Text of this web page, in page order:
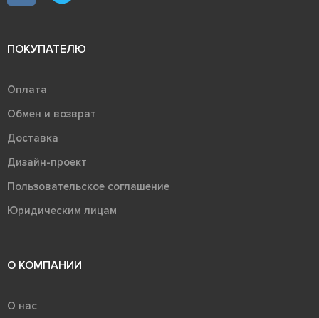
ПОКУПАТЕЛЮ
Оплата
Обмен и возврат
Доставка
Дизайн-проект
Пользовательское соглашение
Юридическим лицам
О КОМПАНИИ
О нас